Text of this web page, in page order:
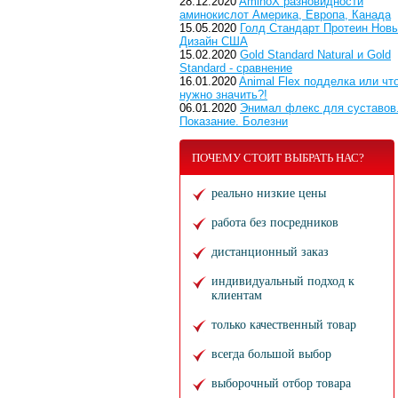
аминокислот Америка, Европа, Канада
15.05.2020 Голд Стандарт Протеин
Дизайн США
15.02.2020 Gold Standard Natural и Gold
Standard - сравнение
16.01.2020 Animal Flex подделка или
нужно значить?!
06.01.2020 Энимал флекс для суставов.
Показание. Болезни
ПОЧЕМУ СТОИТ ВЫБРАТЬ НАС?
реально низкие цены
работа без посредников
дистанционный заказ
индивидуальный подход к
клиентам
только качественный товар
всегда большой выбор
выборочный отбор товара